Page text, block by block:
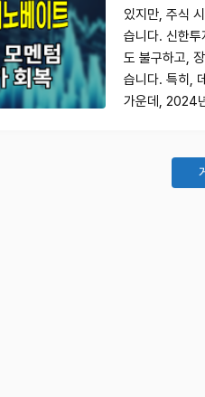
있지만, 주식
습니다. 신한투
도 불구하고,
습니다. 특히,
가운데, 2024